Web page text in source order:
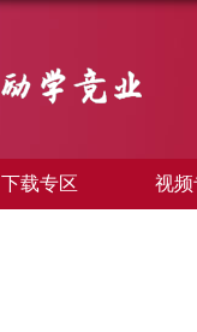
下载专区 视频